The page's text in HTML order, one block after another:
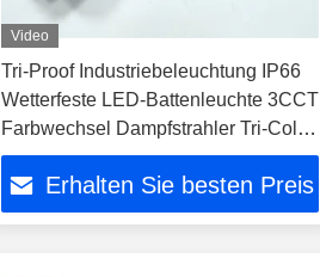
Video
Tri-Proof Industriebeleuchtung IP66
Wetterfeste LED-Battenleuchte 3CCT
Farbwechsel Dampfstrahler Tri-Color
1500mm wasserdichte LED-Batten,
zugelassen durch CE SAA C-Tick
UKCA für Industriebeleuchtung
Erhalten Sie besten Preis